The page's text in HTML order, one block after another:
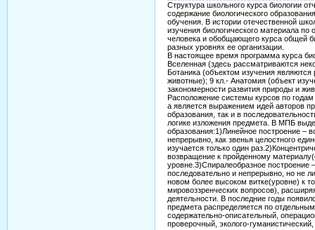
Структура школьного курса биологии
содержание биологического
обучения. В истории отечественной
изучения биологического материала
человека и обобщающего курса общей
разных уровнях ее организации.
В настоящее время программа курса
Вселенная (здесь рассматриваются
Ботаника (объектом изучения
животные); 9 кл.- Анатомия (объект
закономерности развития природы и
Расположение системы курсов по
а является выражением идей авторов
образования, так и в
логике изложения предмета. В МПБ
образования:1)Линейное построение –
непрерывно, как звенья целостного
изучается только один
возвращение к пройденному
уровне.3)Спиралеобразное построение
последовательно и непрерывно, но не
новом более высоком витке(уровне) к
мировоззренческих вопросов),
деятельности. В последние годы
предмета распределяется по
содержательно-описательный,
проверочный, эколого-